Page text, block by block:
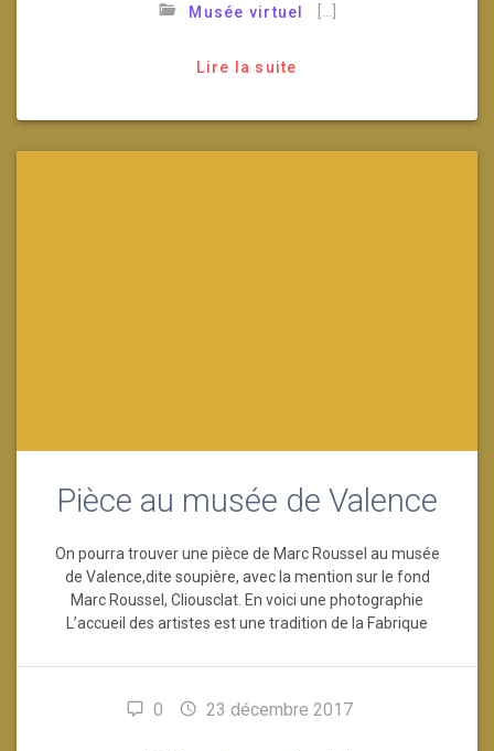
Musée virtuel
Lire la suite
Pièce au musée de Valence
On pourra trouver une pièce de Marc Roussel au musée
de Valence,dite soupière, avec la mention sur le fond
Marc Roussel, Cliousclat. En voici une photographie
L’accueil des artistes est une tradition de la Fabrique
0 23 décembre 2017